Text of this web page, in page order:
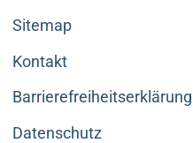
Sitemap
Kontakt
Barrierefreiheitserklärung
Datenschutz